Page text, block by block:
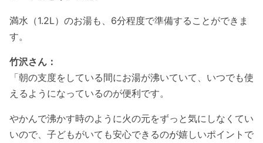
満水（1.2L）のお湯も、6分程度で準備することができま
す。
竹沢さん：
「朝の支度をしている間にお湯が沸いていて、いつでも使
えるようになっているのが便利です。
やかんで沸かす時のように火の元をずっと気にしなくてい
いので、子どもがいても安心できるのが嬉しいポイントで